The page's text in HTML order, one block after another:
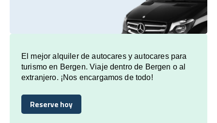
El mejor alquiler de autocares y autocares para
turismo en Bergen. Viaje dentro de Bergen o al
extranjero. ¡Nos encargamos de todo!
Reserve hoy
Reserve hoy